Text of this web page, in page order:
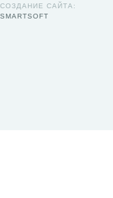
СОЗДАНИЕ САЙТА:
SMARTSOFT